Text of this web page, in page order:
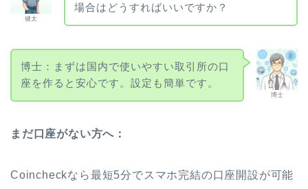
健太
場合はどうすればいいですか？
博士
博士：まずは国内で使いやすい取引所の口
座を作ると安心です。設定も簡単です。
まだ口座がない方へ：
Coincheckなら最短5分でスマホ完結の口座開設が可能